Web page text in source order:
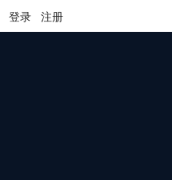
登录 注册